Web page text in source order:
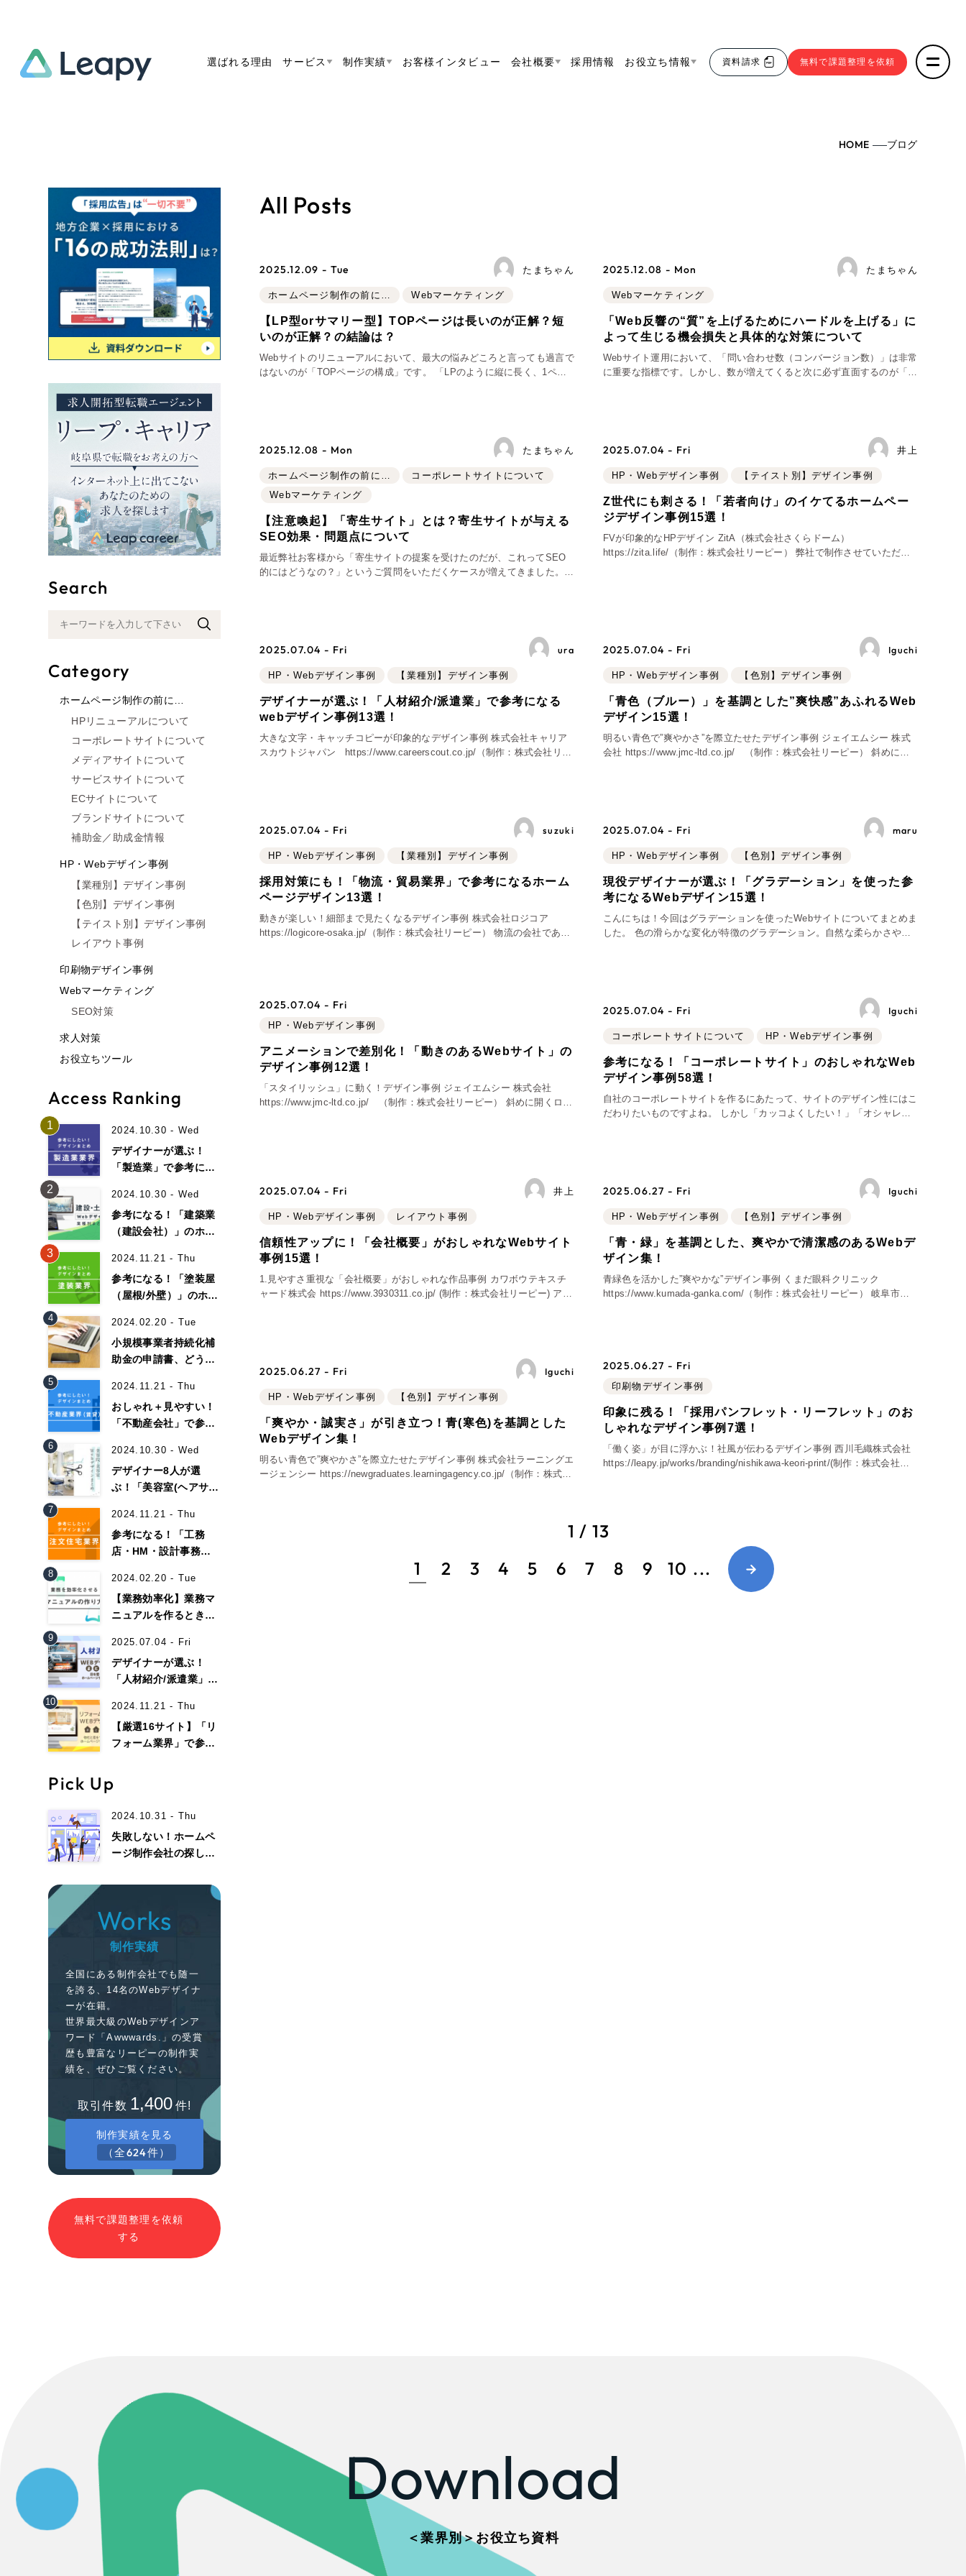
選ばれる理由 サービス
一過性の広告に頼らず、
「仕組み」と「ノウハウ」を残す資
産型DX支援をご提供します
コーポレートサイト制
ECサイト制作 ブランドサイト制作
リープ・プロジェクト ／マーケティング代行
SEO対策によるアクセス獲得、反響獲得などの"Webマーケティン
Pace ／ クラウド型工数管理ツール
日報ツールで案件ごとの営業利益をリアルタイムに可
視化
制作実績
全国1,400社以上の支援実績の中から
ブックマークしたサイト
ポータルサイト・メディアサイト
キャンペーン・プロモーションサイト （12件）
ブランディング（ロゴ・印刷物） （90件）
その他 （1件）
お客様インタビュー 会社概要
可能性をひらくデザインで
メディア掲載・取材依頼
採用情報
採用情報 お役立ち情報
リーピーによるお役立ち情報をご紹
リーピーブログ
Webデザイン・Webマーケティングに関する情報を発信
リーピーの取り組みに関するお知らせ・イベントの様子を発信
代表ブログ
過去に配信したメールマガジンのアーカイブ
資料請求 無料で課題整理を依頼
Contact Us
初めてのサイト制作で何をすればいいかお困りのお客様も歓迎。
現状の課題抽出やサイトの目的の整理、サイトコンセプトの策定か
らお任せください。もちろん、Web集客の戦略設計を具現化するサ
イト構成、デザイン、機能面までご提案します。
058-215-0066
資料請求する
採用サイト制作
ECサイト制作
ブランドサイト制作
オプションサービス
制作実績
すべて （624件）
コーポレート・企業サイト （278件）
ブランドサイト・サービスサイト
求人・採用サイト （61件）
ECサイト（オンラインショップ）
キャンペーン・プロモーションサイト
Outsourcing
リープ・プロジェクト
「反響強化」を目的としたマーケティング代行
リープ・リクルーティング
「採用強化」を目的とした採用業務代行
その他のサービス
Company
会社情報
会社概要
代表挨拶
採用情報
ブログ
代表ブログ
情報セキュリティ方針
AI倫理ポリシー
クッキーポリシー
サイトマップ
HOME ブログ
Search
Category
ホームページ制作の前に…
HPリニューアルについて
コーポレートサイトについて
メディアサイトについて
サービスサイトについて
ECサイトについて
ブランドサイトについて
補助金／助成金情報
HP・Webデザイン事例
【業種別】デザイン事例
【色別】デザイン事例
【テイスト別】デザイン事例
レイアウト事例
印刷物デザイン事例
Webマーケティング
SEO対策
求人対策
お役立ちツール
Access Ranking
1 2024.10.30 - Wed
デザイナーが選ぶ！
「製造業」で参考にな
ン事例19選！
2 2024.10.30 - Wed
参考になる！「建築業
（建設会社）」のホー
15選！
3 2024.11.21 - Thu
参考になる！「塗装屋
（屋根/外壁）」のホー
16選！
4 2024.02.20 - Tue
小規模事業者持続化補
助金の申請書、どうや
方と記入例】
5 2024.11.21 - Thu
おしゃれ＋見やすい！
「不動産会社」で参考
ザイン35選！
6 2024.10.30 - Wed
デザイナー8人が選
ぶ！「美容室(ヘアサロ
ムページ作成事例集！
7 2024.11.21 - Thu
参考になる！「工務
店・HM・設計事務
作事例30選！
8 2024.02.20 - Tue
【業務効率化】業務マ
ニュアルを作るときの
マニュアルを作るとき
のメリット
9 2025.07.04 - Fri
デザイナーが選ぶ！
「人材紹介/派遣業」で
ン事例13選！
10 2024.11.21 - Thu
【厳選16サイト】「リ
フォーム業界」で参考
Pick Up
2024.10.31 - Thu
失敗しない！ホームペ
ージ制作会社の探し
でを徹底解説！
Works
制作実績
全国にある制作会社でも随一
を誇る、14名のWebデザイナ
ーが在籍。
世界最大級のWebデザインア
ワード「Awwwards.」の受賞
歴も豊富なリーピーの制作実
績を、ぜひご覧ください。
取引件数 1,400 件!
制作実績を見る
（全624件）
無料で課題整理を依頼
する
All Posts
2025.12.09 - Tue たまちゃん
ホームページ制作の前に… Webマーケティング
【LP型orサマリー型】TOPページは長いのが正解？短
いのが正解？の結論は？
Webサイトのリニューアルにおいて、最大の悩みどころと言っても過言で
はないのが「TOPページの構成」です。 「LPのように縦に長く、1ペー
2025.12.08 - Mon たまちゃん
Webマーケティング
「Web反響の“質”を上げるためにハードルを上げる」に
よって生じる機会損失と具体的な対策について
Webサイト運用において、「問い合わせ数（コンバージョン数）」は非常
に重要な指標です。しかし、数が増えてくると次に必ず直面するのが「問
2025.12.08 - Mon たまちゃん
ホームページ制作の前に…
コーポレートサイトについて
Webマーケティング
【注意喚起】「寄生サイト」とは？寄生サイトが与える
SEO効果・問題点について
最近弊社お客様から「寄生サイトの提案を受けたのだが、これってSEO
的にはどうなの？」というご質問をいただくケースが増えてきました。
2025.07.04 - Fri 井上
HP・Webデザイン事例 【テイスト別】デザイン事例
Z世代にも刺さる！「若者向け」のイケてるホームペー
ジデザイン事例15選！
FVが印象的なHPデザイン ZitA（株式会社さくらドーム）
https://zita.life/（制作：株式会社リーピー） 弊社で制作させていただい
2025.07.04 - Fri ura
HP・Webデザイン事例 【業種別】デザイン事例
デザイナーが選ぶ！「人材紹介/派遣業」で参考になる
webデザイン事例13選！
大きな文字・キャッチコピーが印象的なデザイン事例 株式会社キャリア
スカウトジャパン https://www.careerscout.co.jp/（制作：株式会社リー
2025.07.04 - Fri Iguchi
HP・Webデザイン事例 【色別】デザイン事例
「青色（ブルー）」を基調とした”爽快感”あふれるWeb
デザイン15選！
明るい青色で”爽やかさ”を際立たせたデザイン事例 ジェイエムシー 株式
会社 https://www.jmc-ltd.co.jp/ （制作：株式会社リーピー） 斜めに開
2025.07.04 - Fri suzuki
HP・Webデザイン事例 【業種別】デザイン事例
採用対策にも！「物流・貿易業界」で参考になるホーム
ページデザイン13選！
動きが楽しい！細部まで見たくなるデザイン事例 株式会社ロジコア
https://logicore-osaka.jp/（制作：株式会社リーピー） 物流の会社である
2025.07.04 - Fri maru
HP・Webデザイン事例 【色別】デザイン事例
現役デザイナーが選ぶ！「グラデーション」を使った参
考になるWebデザイン15選！
こんにちは！今回はグラデーションを使ったWebサイトについてまとめま
した。 色の滑らかな変化が特徴のグラデーション。自然な柔らかさや奥
2025.07.04 - Fri
HP・Webデザイン事例
アニメーションで差別化！「動きのあるWebサイト」の
デザイン事例12選！
「スタイリッシュ」に動く！デザイン事例 ジェイエムシー 株式会社
https://www.jmc-ltd.co.jp/ （制作：株式会社リーピー） 斜めに開くロー
2025.07.04 - Fri Iguchi
コーポレートサイトについて HP・Webデザイン事例
参考になる！「コーポレートサイト」のおしゃれなWeb
デザイン事例58選！
自社のコーポレートサイトを作るにあたって、サイトのデザイン性にはこ
だわりたいものですよね。 しかし「カッコよくしたい！」「オシャレに
2025.07.04 - Fri 井上
HP・Webデザイン事例 レイアウト事例
信頼性アップに！「会社概要」がおしゃれなWebサイト
事例15選！
1.見やすさ重視な「会社概要」がおしゃれな作品事例 カワボウテキスチ
ャード株式会 https://www.3930311.co.jp/ (制作：株式会社リーピー) アパ
2025.06.27 - Fri Iguchi
HP・Webデザイン事例 【色別】デザイン事例
「青・緑」を基調とした、爽やかで清潔感のあるWebデ
ザイン集！
青緑色を活かした”爽やかな”デザイン事例 くまだ眼科クリニック
https://www.kumada-ganka.com/（制作：株式会社リーピー） 岐阜市に
2025.06.27 - Fri Iguchi
HP・Webデザイン事例 【色別】デザイン事例
「爽やか・誠実さ」が引き立つ！青(寒色)を基調とした
Webデザイン集！
明るい青色で”爽やかさ”を際立たせたデザイン事例 株式会社ラーニングエ
ージェンシー https://newgraduates.learningagency.co.jp/（制作：株式会
2025.06.27 - Fri
印刷物デザイン事例
印象に残る！「採用パンフレット・リーフレット」のお
しゃれなデザイン事例7選！
「働く姿」が目に浮かぶ！社風が伝わるデザイン事例 西川毛織株式会社
https://leapy.jp/works/branding/nishikawa-keori-print/(制作：株式会社リ
1 / 13
1
2 3 4 5 6 7 8 9 10 ...
Download
＜業界別＞お役立ち資料